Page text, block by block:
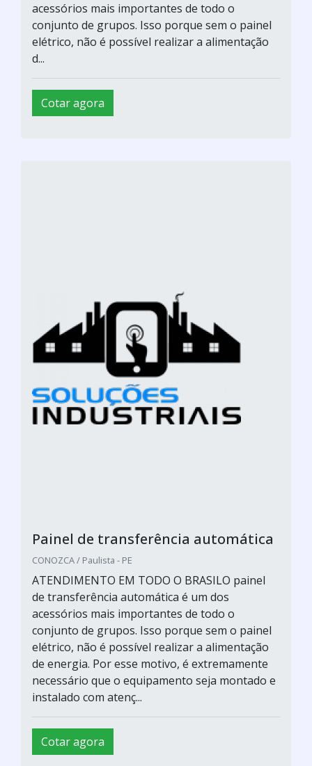
acessórios mais importantes de todo o
conjunto de grupos. Isso porque sem o painel
elétrico, não é possível realizar a alimentação
d...
Cotar agora
Painel de transferência automática
CONOZCA / Paulista - PE
ATENDIMENTO EM TODO O BRASILO painel
de transferência automática é um dos
acessórios mais importantes de todo o
conjunto de grupos. Isso porque sem o painel
elétrico, não é possível realizar a alimentação
de energia. Por esse motivo, é extremamente
necessário que o equipamento seja montado e
instalado com atenç...
Cotar agora